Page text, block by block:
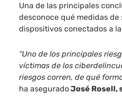
Una de las principales
desconoce qué medidas
dispositivos conectados a
“Uno de los principales
víctimas de los
riesgos corren, de qué
ha aseguradoJosé Rosell,